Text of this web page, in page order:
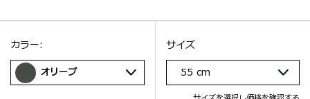
サイズ
選択：
サイズ
55 cm
選択：
カラー:
オリーブ